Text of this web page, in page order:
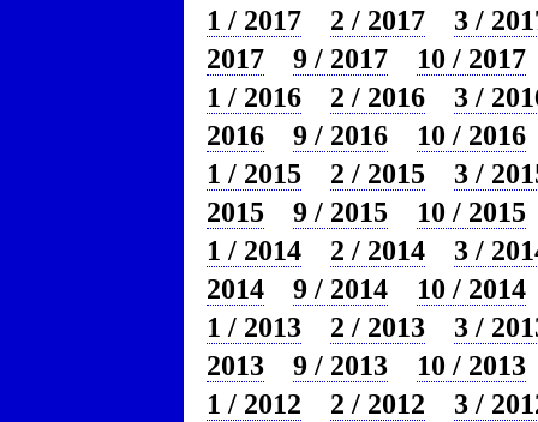
1 / 2017
2 / 2017
3 /
2017
9 / 2017
10 / 2017
1 / 2016
2 / 2016
3 /
2016
9 / 2016
10 / 2016
1 / 2015
2 / 2015
3 /
2015
9 / 2015
10 / 2015
1 / 2014
2 / 2014
3 /
2014
9 / 2014
10 / 2014
1 / 2013
2 / 2013
3 /
2013
9 / 2013
10 / 2013
1 / 2012
2 / 2012
3 /